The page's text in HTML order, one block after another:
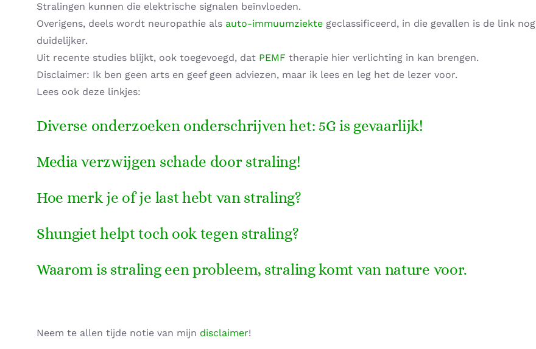
Stralingen kunnen die elektrische signalen beïnvloeden.
Overigens, deels wordt neuropathie als auto-immuumziektegeclassificeerd, in die gevallen is de link nog
duidelijker.
Uit recente studies blijkt, ook toegevoegd, dat PEMF therapie hier verlichting in kan brengen.
Disclaimer: Ik ben geen arts en geef geen adviezen, maar ik lees en leg het de lezer voor.
Lees ook deze linkjes:
Diverse onderzoeken onderschrijven het: 5G is gevaarlijk!
Media verzwijgen schade door straling!
Hoe merk je of je last hebt van straling?
Shungiet helpt toch ook tegen straling?
Waarom is straling een probleem, straling komt van nature voor.
Neem te allen tijde notie van mijn disclaimer!